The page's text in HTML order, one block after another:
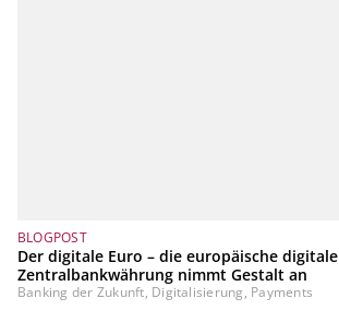
BLOGPOST
Der digitale Euro – die europäische digitale
Zentralbankwährung nimmt Gestalt an
Banking der Zukunft, Digitalisierung, Payments